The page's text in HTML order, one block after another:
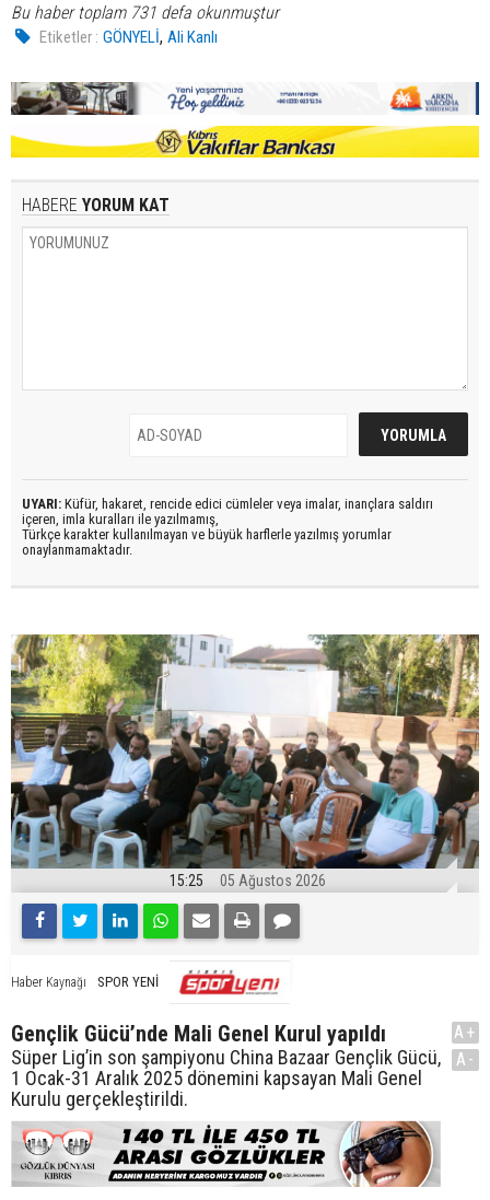
Bu haber toplam 731 defa okunmuştur
Etiketler : GÖNYELİ,Ali Kanlı
HABERE YORUM KAT
UYARI: Küfür, hakaret, rencide edici cümleler veya imalar, inançlara saldırı
içeren, imla kuralları ile yazılmamış,
Türkçe karakter kullanılmayan ve büyük harflerle yazılmış yorumlar
onaylanmamaktadır.
15:25 05 Ağustos 2026
Haber Kaynağı SPOR YENİ
Gençlik Gücü’nde Mali Genel Kurul yapıldı
Süper Lig’in son şampiyonu China Bazaar Gençlik Gücü,
1 Ocak-31 Aralık 2025 dönemini kapsayan Mali Genel
Kurulu gerçekleştirildi.
A+
A-